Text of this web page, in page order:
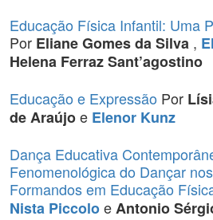
Educação Física Infantil: Uma
Por Eliane Gomes da Silva ,
Helena Ferraz Sant’agostino
Educação e Expressão Por
de Araújoe Elenor Kunz
Dança Educativa
Fenomenológica do Dançar
Formandos em Educação
Nista PiccoloeAntonio